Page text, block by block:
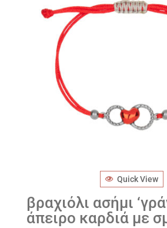
Quick View
βραχιόλι ασήμι
άπειρο καρδιά με